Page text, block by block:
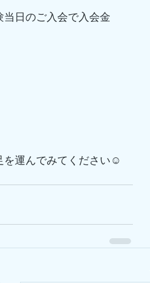
日のご入会で入会金
を運んでみてください☺️